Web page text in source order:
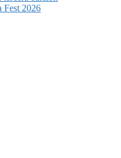
Fest 2026